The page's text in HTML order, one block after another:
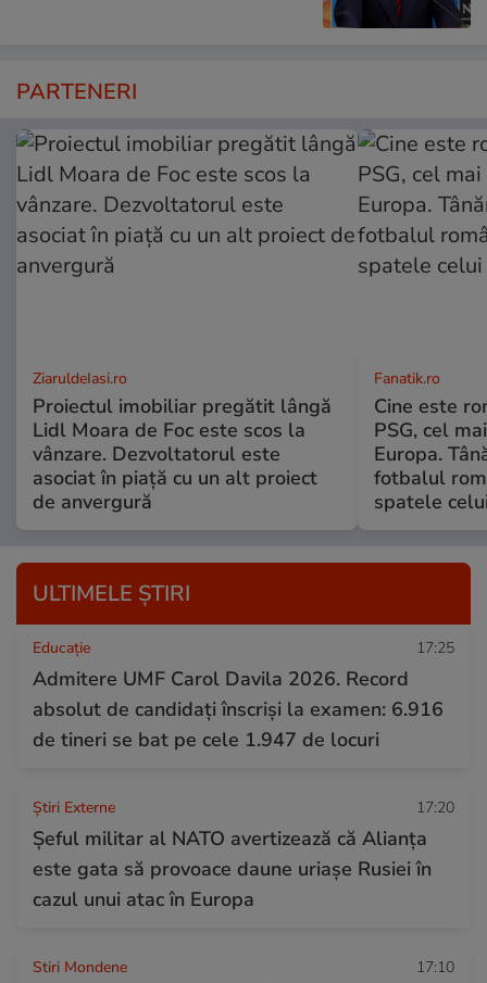
PARTENERI
ZiaruldeIasi.ro
Proiectul imobiliar pregătit lângă
Lidl Moara de Foc este scos la
vânzare. Dezvoltatorul este
asociat în piață cu un alt proiect
de anvergură
Fanatik.ro
Cine este
PSG, cel
Europa.
fotbalul
spatele
ULTIMELE ȘTIRI
Educație 17:25
Admitere UMF Carol Davila 2026. Record
absolut de candidați înscriși la examen: 6.916
de tineri se bat pe cele 1.947 de locuri
Știri Externe 17:20
Șeful militar al NATO avertizează că Alianța
este gata să provoace daune uriașe Rusiei în
cazul unui atac în Europa
Stiri Mondene 17:10